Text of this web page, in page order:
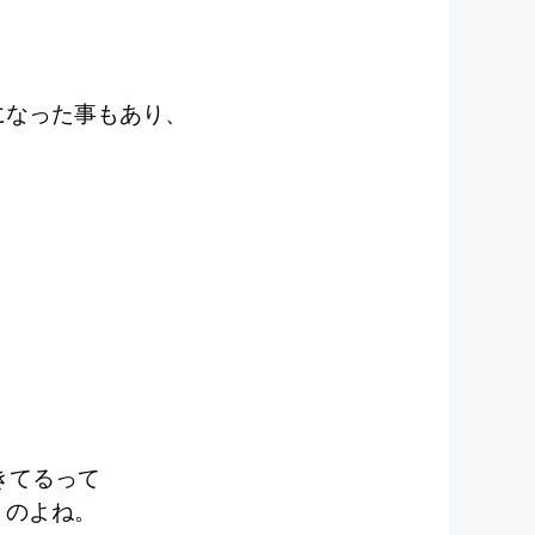
った事もあり、
てるって
よね。